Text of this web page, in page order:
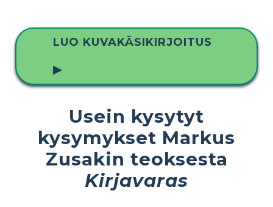
LUO KUVAKÄSIKIRJOITUS
▶
Usein kysytyt
kysymykset Markus
Zusakin teoksesta
Kirjavaras